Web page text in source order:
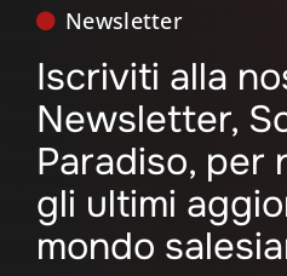
Newsletter
Iscriviti alla
Newsletter,
Paradiso, per
gli ultimi
mondo